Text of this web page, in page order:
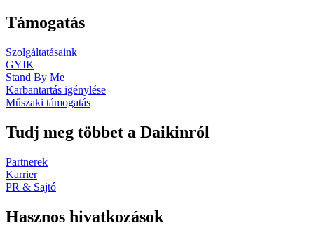
Támogatás
Szolgáltatásaink
GYIK
Stand By Me
Karbantartás igénylése
Műszaki támogatás
Tudj meg többet a Daikinról
Partnerek
Karrier
PR & Sajtó
Hasznos hivatkozások